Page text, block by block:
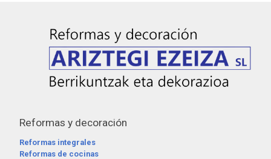
Reformas y decoración
Reformas integrales
Reformas de cocinas